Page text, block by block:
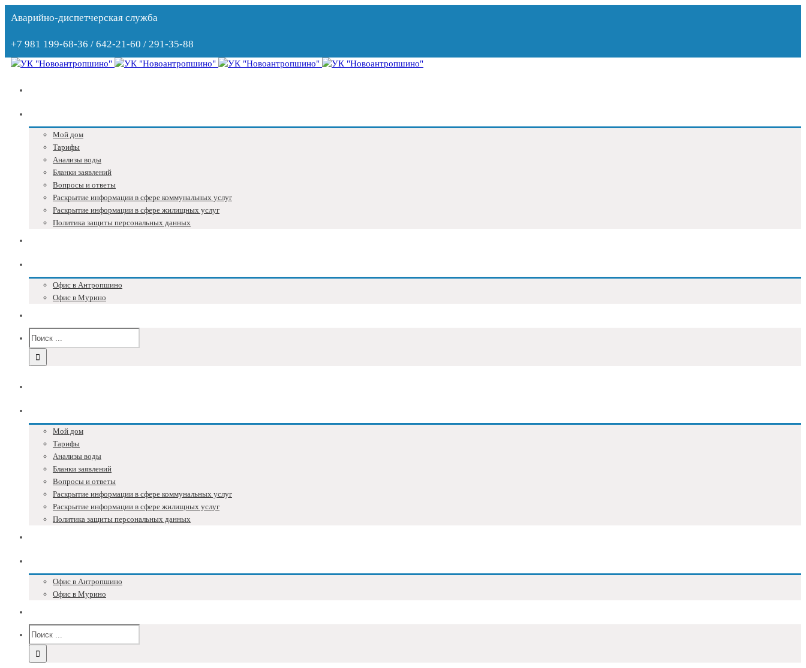
Аварийно-диспетчерская служба
+7 981 199-68-36 / 642-21-60 / 291-35-88
Мой дом
Тарифы
Анализы воды
Бланки заявлений
Вопросы и ответы
Раскрытие информации в сфере коммунальных услуг
Раскрытие информации в сфере жилищных услуг
Политика защиты персональных данных
Офис в Антропшино
Офис в Мурино
Мой дом
Тарифы
Анализы воды
Бланки заявлений
Вопросы и ответы
Раскрытие информации в сфере коммунальных услуг
Раскрытие информации в сфере жилищных услуг
Политика защиты персональных данных
Офис в Антропшино
Офис в Мурино